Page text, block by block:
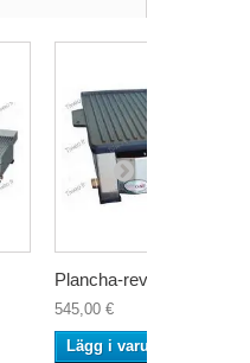
Plancha-rev...
545,00 €
Lägg i varukorg